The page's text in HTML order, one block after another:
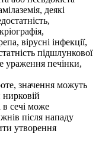
деякі
вірусні інфекції,
підшлункової
ураження печінки,
значення можуть
в сечі може
після нападу
утворення